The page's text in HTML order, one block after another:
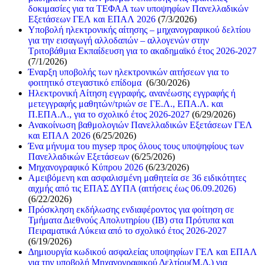
δοκιμασίες για τα ΤΕΦΑΑ των υποψηφίων Πανελλαδικών
Εξετάσεων ΓΕΛ και ΕΠΑΛ 2026 (7/3/2026)
Υποβολή ηλεκτρονικής αίτησης – μηχανογραφικού δελτίου
για την εισαγωγή αλλοδαπών – αλλογενών στην
Τριτοβάθμια Εκπαίδευση για το ακαδημαϊκό έτος 2026-2027
(7/1/2026)
Έναρξη υποβολής των ηλεκτρονικών αιτήσεων για το
φοιτητικό στεγαστικό επίδομα (6/30/2026)
Ηλεκτρονική Αίτηση εγγραφής, ανανέωσης εγγραφής ή
μετεγγραφής μαθητών/τριών σε ΓΕ.Λ., ΕΠΑ.Λ. και
Π.ΕΠΑ.Λ., για το σχολικό έτος 2026-2027 (6/29/2026)
Ανακοίνωση βαθμολογιών Πανελλαδικών Εξετάσεων ΓΕΛ
και ΕΠΑΛ 2026 (6/25/2026)
Ένα μήνυμα του mysep προς όλους τους υποψηφίους των
Πανελλαδικών Εξετάσεων (6/25/2026)
Μηχανογραφικό Κύπρου 2026 (6/23/2026)
Αμειβόμενη και ασφαλισμένη μαθητεία σε 36 ειδικότητες
αιχμής από τις ΕΠΑΣ ΔΥΠΑ (αιτήσεις έως 06.09.2026)
(6/22/2026)
Πρόσκληση εκδήλωσης ενδιαφέροντος για φοίτηση σε
Τμήματα Διεθνούς Απολυτηρίου (IB) στα Πρότυπα και
Πειραματικά Λύκεια από το σχολικό έτος 2026-2027
(6/19/2026)
Δημιουργία κωδικού ασφαλείας υποψηφίων ΓΕΛ και ΕΠΑΛ
για την υποβολή Μηχανογραφικού Δελτίου(Μ.Δ.) για